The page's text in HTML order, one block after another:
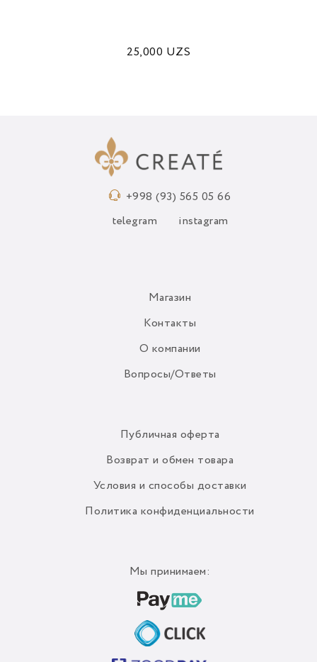
25,000 UZS
+998 (93) 565 05 66
telegram instagram
Магазин
Контакты
О компании
Вопросы/Ответы
Публичная оферта
Возврат и обмен товара
Условия и способы доставки
Политика конфиденциальности
Мы принимаем: